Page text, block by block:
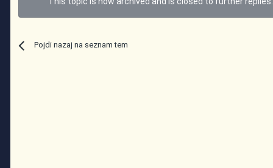
Pojdi nazaj na seznam tem